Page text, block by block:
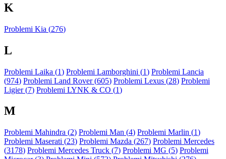
K
Problemi Kia (276)
L
Problemi Laika (1) Problemi Lamborghini (1) Problemi Lancia
(974) Problemi Land Rover (605) Problemi Lexus (28) Problemi
Ligier (7) Problemi LYNK & CO (1)
M
Problemi Mahindra (2) Problemi Man (4) Problemi Marlin (1)
Problemi Maserati (23) Problemi Mazda (267) Problemi Mercedes
(3178) Problemi Mercedes Truck (7) Problemi MG (5) Problemi